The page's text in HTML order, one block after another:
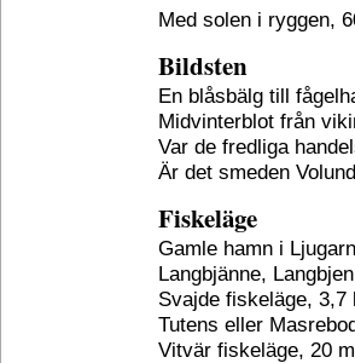
Med solen i ryggen,
Bildsten
En blåsbälg till
Midvinterblot från
Var de fredliga
Är det smeden
Fiskeläge
Gamle hamn i
Langbjänne,
Svajde fiskeläge, 3,7
Tutens eller
Vitvär fiskeläge, 20 m